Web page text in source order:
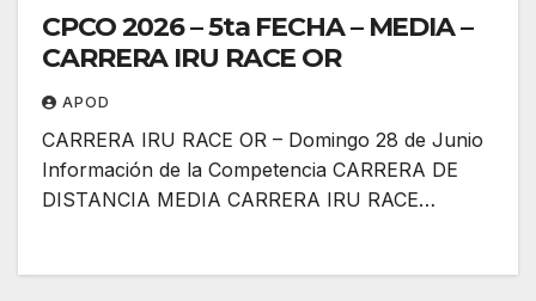
CPCO 2026 – 5ta FECHA – MEDIA –
CARRERA IRU RACE OR
APOD
CARRERA IRU RACE OR – Domingo 28 de Junio
Información de la Competencia CARRERA DE
DISTANCIA MEDIA CARRERA IRU RACE…